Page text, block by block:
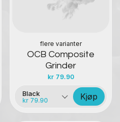
flere varianter
OCB Composite
Grinder
kr 79.90
Black
kr 79.90 Kjøp